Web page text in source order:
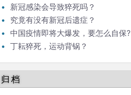
新冠感染会导致猝死吗？
究竟有没有新冠后遗症？
中国疫情即将大爆发，要怎么自保?
丁耘猝死，运动背锅？
归档